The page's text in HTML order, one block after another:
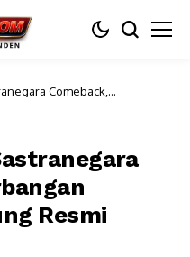
Comeback,
Resmi